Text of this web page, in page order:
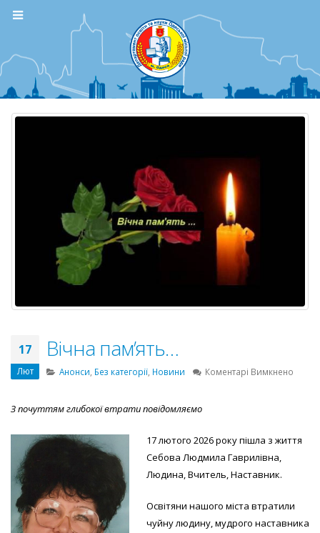
17
Лют
Вічна пам’ять…
Анонси Без категорії, Новини Коментарі Вимкнено
З почуттям глибокої втрати повідомляємо
17 лютого 2026 року пішла з життя
Себова Людмила Гаврилівна,
Людина, Вчитель, Наставник.
Освітяни нашого міста втратили
чуйну людину, мудрого наставника